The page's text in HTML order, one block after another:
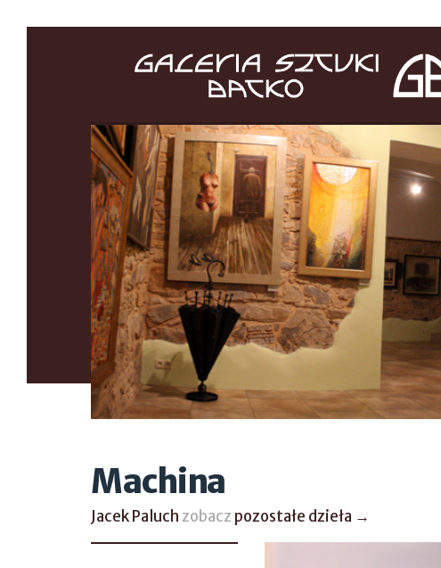
Machina
Jacek Paluchzobacz pozostałe dzieła →